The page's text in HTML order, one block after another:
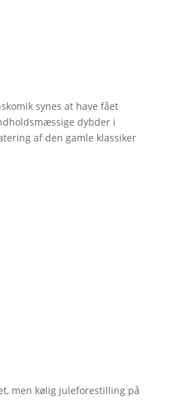
synes at have fået
dybder i
af den gamle klassiker
men kølig juleforestilling på